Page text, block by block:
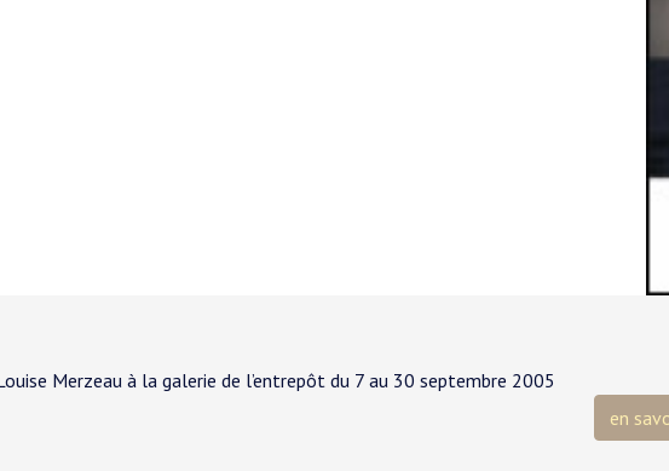
Merzeau à la galerie de l’entrepôt du 7 au 30 septembre 2005
en